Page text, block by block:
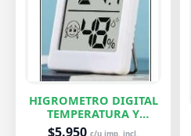
HIGROMETRO DIGITAL
TEMPERATURA Y
HUMEDAD
$5.950 c/u imp. incl.